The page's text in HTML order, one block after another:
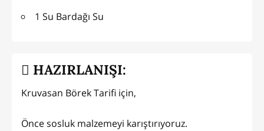
1 Su Bardağı Su
HAZIRLANIŞI:
Kruvasan Börek Tarifi için,
Önce sosluk malzemeyi karıştırıyoruz.